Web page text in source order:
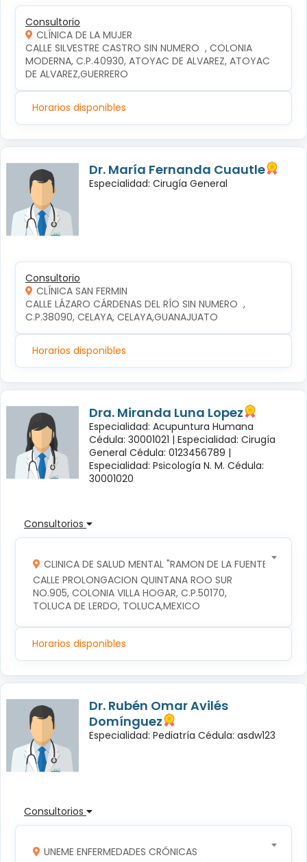
Consultorio
CLÍNICA DE LA MUJER
CALLE SILVESTRE CASTRO SIN NUMERO  , COLONIA
MODERNA, C.P.40930, ATOYAC DE ALVAREZ, ATOYAC
DE ALVAREZ,GUERRERO
Horarios disponibles
Dr. María Fernanda Cuautle
Especialidad: Cirugía General
Consultorio
CLÍNICA SAN FERMIN
CALLE LÁZARO CÁRDENAS DEL RÍO SIN NUMERO  ,
C.P.38090, CELAYA, CELAYA,GUANAJUATO
Horarios disponibles
Dra. Miranda Luna Lopez
Especialidad: Acupuntura Humana
Cédula: 30001021 | Especialidad: Cirugía
General Cédula: 0123456789 |
Especialidad: Psicología N. M. Cédula:
30001020
Consultorios
CLINICA DE SALUD MENTAL "RAMON DE LA FUENTE"
CALLE PROLONGACION QUINTANA ROO SUR
NO.905, COLONIA VILLA HOGAR, C.P.50170,
TOLUCA DE LERDO, TOLUCA,MEXICO
Horarios disponibles
Dr. Rubén Omar Avilés
Domínguez
Especialidad: Pediatría Cédula: asdw123
Consultorios
UNEME ENFERMEDADES CRÓNICAS